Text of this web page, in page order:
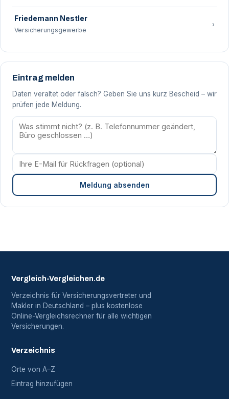
Friedemann Nestler
Versicherungsgewerbe
›
Eintrag melden
Daten veraltet oder falsch? Geben Sie uns kurz Bescheid – wir
prüfen jede Meldung.
Meldung absenden
Vergleich-Vergleichen.de
Verzeichnis für Versicherungsvertreter und
Makler in Deutschland – plus kostenlose
Online-Vergleichsrechner für alle wichtigen
Versicherungen.
Verzeichnis
Orte von A–Z
Eintrag hinzufügen